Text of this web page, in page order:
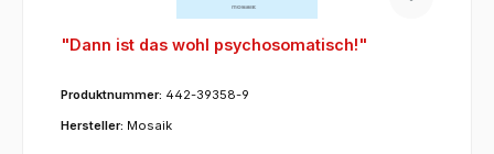
"Dann ist das wohl psychosomatisch!"
Produktnummer: 442-39358-9
Hersteller: Mosaik